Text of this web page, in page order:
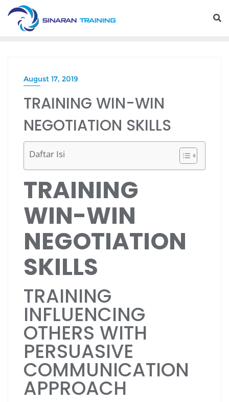
Skip
content
August 17, 2019
TRAINING WIN-WIN
NEGOTIATION SKILLS
Daftar Isi
TRAINING
WIN-WIN
NEGOTIATION
SKILLS
TRAINING
INFLUENCING
OTHERS WITH
PERSUASIVE
COMMUNICATION
APPROACH